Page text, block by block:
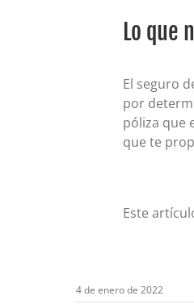
Lo que
El seguro
por
póliza que
que te
Este
4 de enero de 2022